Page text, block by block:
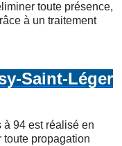
toute présence,
à un traitement
Saint-Léger
94 est réalisé en
toute propagation